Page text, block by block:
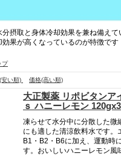
摂取と身体冷却効果を兼ね備え
果が高くなっているのが特徴です
プ
安い順) 価格(高い順)
大正製薬 リポビタンア
ｓ ハニーレモン
凍らせて水分中に分散した微
にも適した清涼飲料水です。
B1・B2・B6に加え、運動時
す。おいしいハニーレモン風